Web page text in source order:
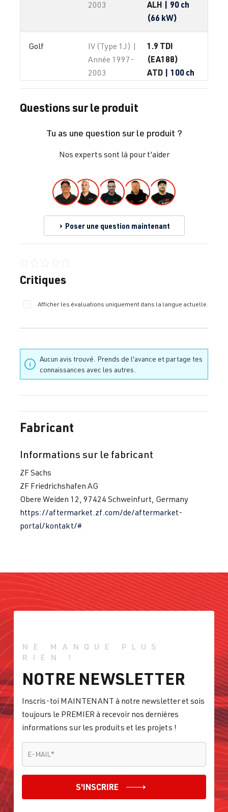
2003 ALH | 90 ch
(66 kW)
Golf
IV (Type 1J) |
Année 1997-
2003
1.9 TDI
(EA188)
ATD | 100 ch
Golf
IV (Type 1J) |
2003
AXR| 100 ch
(74 kW)
Questions sur le produit
Tu as une question sur le produit ?
Nos experts sont là pour t'aider
Poser une question maintenant
Note moyenne de 0 sur 5 étoiles
Critiques
Afficher les évaluations uniquement dans la langue actuelle.
Aucun avis trouvé. Prends de l'avance et partage tes
connaissances avec les autres.
Fabricant
Informations sur le fabricant
ZF Sachs
ZF Friedrichshafen AG
Obere Weiden 12, 97424 Schweinfurt, Germany
https://aftermarket.zf.com/de/aftermarket-
portal/kontakt/#
NE MANQUE PLUS
RIEN !
NOTRE NEWSLETTER
Inscris-toi MAINTENANT à notre newsletter et sois
toujours le PREMIER à recevoir nos dernières
informations sur les produits et les projets !
E-MAIL *
S'INSCRIRE